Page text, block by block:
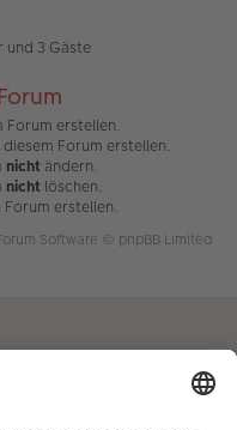
3 Gäste
Forum erstellen.
Forum erstellen.
nicht ändern.
nicht löschen.
Forum erstellen.
Software © phpBB Limited